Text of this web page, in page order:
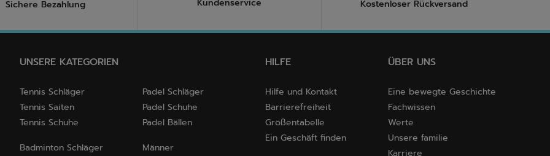
Sichere Bezahlung Kundenservice Kostenloser Rückversand
UNSERE KATEGORIEN
Tennis Schläger
Tennis Saiten
Tennis Schuhe
Padel Schläger
Padel Schuhe
Padel Bällen
Badminton Schläger
Männer
HILFE
Hilfe und Kontakt
Barrierefreiheit
Größentabelle
Ein Geschäft finden
ÜBER UNS
Eine bewegte Geschichte
Fachwissen
Werte
Unsere familie
Karriere